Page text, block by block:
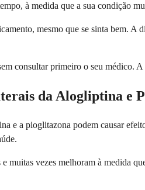
à medida que a sua condição
mesmo que se sinta bem.
consultar primeiro o seu médico.
da Alogliptina e
e a pioglitazona podem causar
muitas vezes melhoram à medida